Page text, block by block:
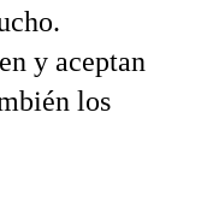
y aceptan
los